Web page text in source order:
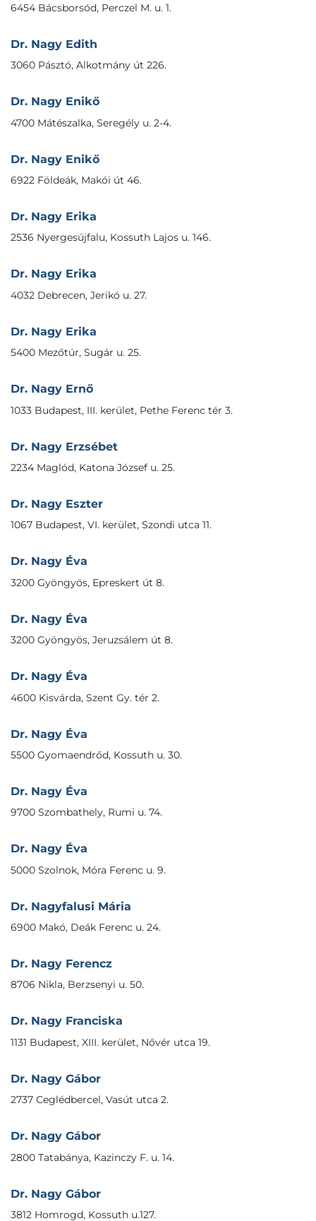
6454 Bácsborsód, Perczel M. u. 1.
Dr. Nagy Edith
3060 Pásztó, Alkotmány út 226.
Dr. Nagy Enikő
4700 Mátészalka, Seregély u. 2-4.
Dr. Nagy Enikő
6922 Földeák, Makói út 46.
Dr. Nagy Erika
2536 Nyergesújfalu, Kossuth Lajos u. 146.
Dr. Nagy Erika
4032 Debrecen, Jerikó u. 27.
Dr. Nagy Erika
5400 Mezőtúr, Sugár u. 25.
Dr. Nagy Ernő
1033 Budapest, III. kerület, Pethe Ferenc tér 3.
Dr. Nagy Erzsébet
2234 Maglód, Katona József u. 25.
Dr. Nagy Eszter
1067 Budapest, VI. kerület, Szondi utca 11.
Dr. Nagy Éva
3200 Gyöngyös, Epreskert út 8.
Dr. Nagy Éva
3200 Gyöngyös, Jeruzsálem út 8.
Dr. Nagy Éva
4600 Kisvárda, Szent Gy. tér 2.
Dr. Nagy Éva
5500 Gyomaendrőd, Kossuth u. 30.
Dr. Nagy Éva
9700 Szombathely, Rumi u. 74.
Dr. Nagy Éva
5000 Szolnok, Móra Ferenc u. 9.
Dr. Nagyfalusi Mária
6900 Makó, Deák Ferenc u. 24.
Dr. Nagy Ferencz
8706 Nikla, Berzsenyi u. 50.
Dr. Nagy Franciska
1131 Budapest, XIII. kerület, Nővér utca 19.
Dr. Nagy Gábor
2737 Ceglédbercel, Vasút utca 2.
Dr. Nagy Gábor
2800 Tatabánya, Kazinczy F. u. 14.
Dr. Nagy Gábor
3812 Homrogd, Kossuth u.127.